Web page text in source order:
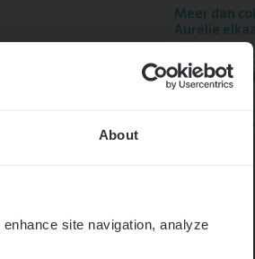
About
site navigation, analyze
Meer dan
Aurélie
Mathias
dossiers én
Thalia
games én